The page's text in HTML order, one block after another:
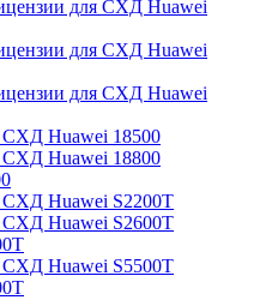
для СХД Huawei
для СХД Huawei
для СХД Huawei
СХД Huawei 18500
СХД Huawei 18800
СХД Huawei S2200T
СХД Huawei S2600T
СХД Huawei S5500T